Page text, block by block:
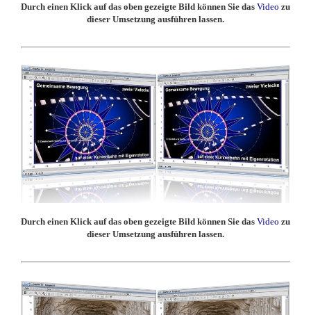
Durch einen Klick auf das oben gezeigte Bild können Sie das Video zu
dieser Umsetzung ausführen lassen.
Durch einen Klick auf das oben gezeigte Bild können Sie das Video zu
dieser Umsetzung ausführen lassen.